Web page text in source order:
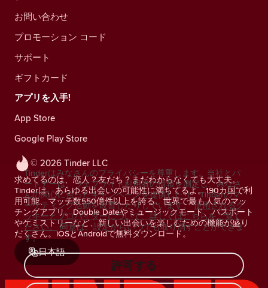
© 2026 Tinder LLC
求めてるのは、恋人？友だち？まだわからなくても大丈夫。
Tinderは、あらゆる出会いの可能性に満ちてるよ。190カ国で利
用可能、マッチ数550億件以上を誇る、世界で最も人気のマッ
チングアプリ。Double Dateやミュージックモード、パスポート
やケミストリーなど、新しい出会いを楽しむための機能が盛り
だくさん。iOSとAndroidで無料ダウンロード。
日本語
お問い合わせ
プロモーション コード
サポート
ギフトカード
アプリを入手!
App Store
Google Play Store
Tinderはみなさんのプライバシーを尊重します。当社とパ
ートナーは、ウェブサイト利用者の情報を測定し、みなさ
んの関心に合ったキャンペーンを提供したり、Tinderのマ
ーケティング活動を改善したりしています。 使用されるク
ッキーとプロバイダーについて、詳しくはこちらをご覧く
ださい。 同意は、設定からいつでも取り消すことができま
す。
許可する